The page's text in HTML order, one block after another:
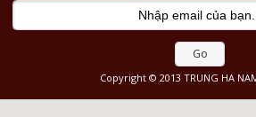
Go
Copyright © 2013 TRUNG HA